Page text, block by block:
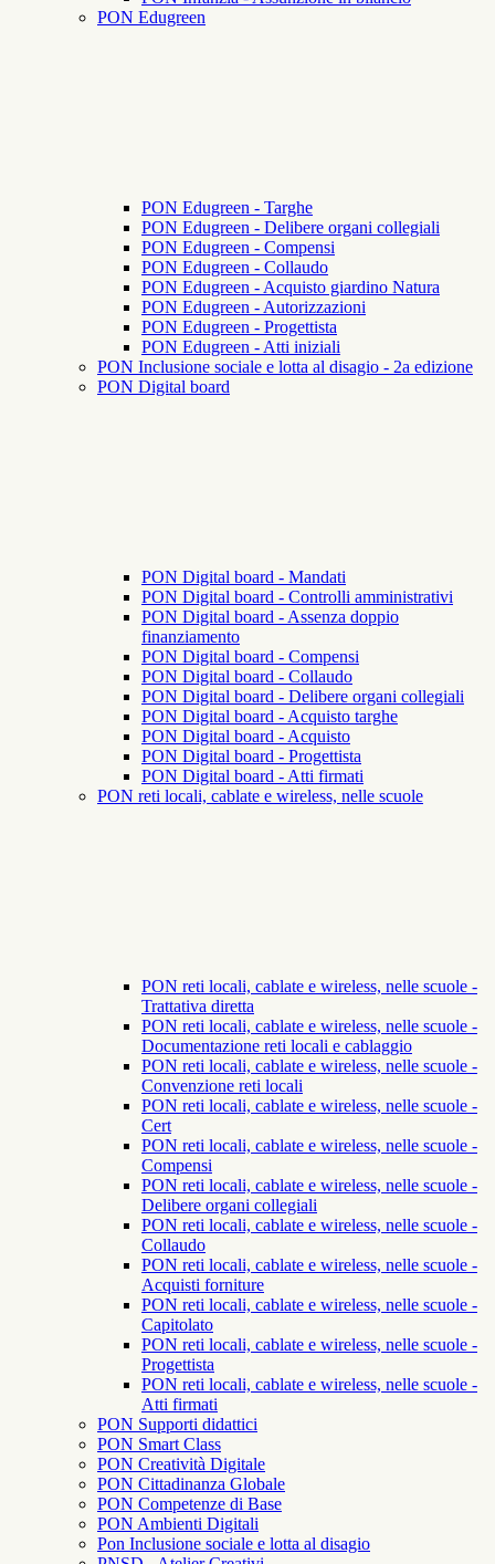
PON Edugreen
PON Edugreen - Targhe
PON Edugreen - Delibere organi collegiali
PON Edugreen - Compensi
PON Edugreen - Collaudo
PON Edugreen - Acquisto giardino Natura
PON Edugreen - Autorizzazioni
PON Edugreen - Progettista
PON Edugreen - Atti iniziali
PON Inclusione sociale e lotta al disagio - 2a edizione
PON Digital board
PON Digital board - Mandati
PON Digital board - Controlli amministrativi
PON Digital board - Assenza doppio
finanziamento
PON Digital board - Compensi
PON Digital board - Collaudo
PON Digital board - Delibere organi collegiali
PON Digital board - Acquisto targhe
PON Digital board - Acquisto
PON Digital board - Progettista
PON Digital board - Atti firmati
PON reti locali, cablate e wireless, nelle scuole
PON reti locali, cablate e wireless, nelle scuole -
Trattativa diretta
PON reti locali, cablate e wireless, nelle scuole -
Documentazione reti locali e cablaggio
PON reti locali, cablate e wireless, nelle scuole -
Convenzione reti locali
PON reti locali, cablate e wireless, nelle scuole -
Cert
PON reti locali, cablate e wireless, nelle scuole -
Compensi
PON reti locali, cablate e wireless, nelle scuole -
Delibere organi collegiali
PON reti locali, cablate e wireless, nelle scuole -
Collaudo
PON reti locali, cablate e wireless, nelle scuole -
Acquisti forniture
PON reti locali, cablate e wireless, nelle scuole -
Capitolato
PON reti locali, cablate e wireless, nelle scuole -
Progettista
PON reti locali, cablate e wireless, nelle scuole -
Atti firmati
PON Supporti didattici
PON Smart Class
PON Creatività Digitale
PON Cittadinanza Globale
PON Competenze di Base
PON Ambienti Digitali
Pon Inclusione sociale e lotta al disagio